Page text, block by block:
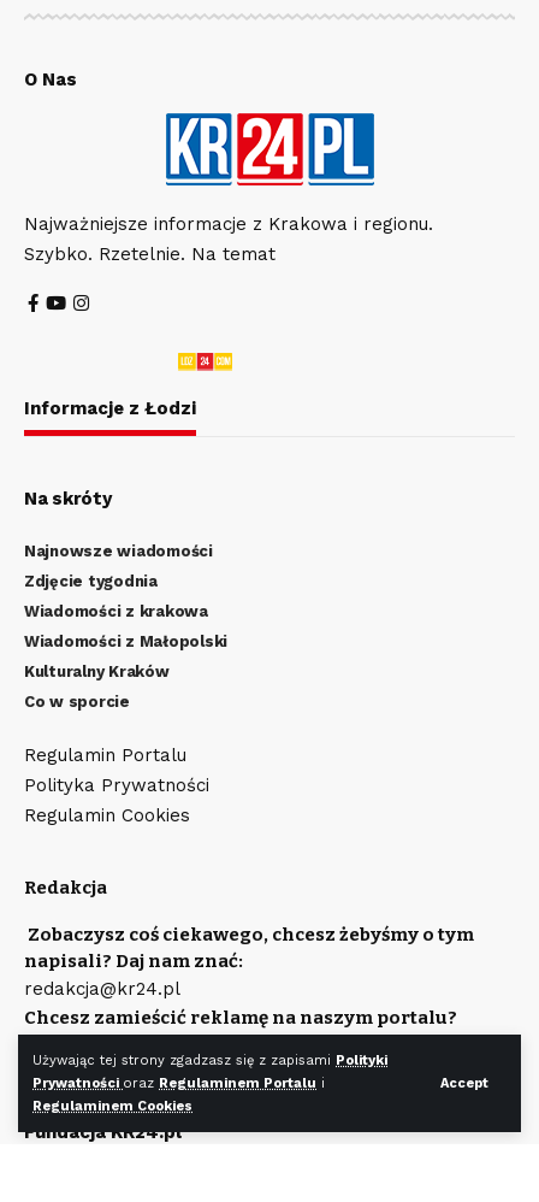
Używając tej strony zgadzasz się z zapisami Polityki
Prywatności oraz Regulaminem Portalu i
Regulaminem Cookies
Accept
O Nas
Najważniejsze informacje z Krakowa i regionu.
Szybko. Rzetelnie. Na temat
Informacje z Łodzi
Na skróty
Najnowsze wiadomości
Zdjęcie tygodnia
Wiadomości z krakowa
Wiadomości z Małopolski
Kulturalny Kraków
Co w sporcie
Regulamin Portalu
Polityka Prywatności
Regulamin Cookies
Redakcja
Zobaczysz coś ciekawego, chcesz żebyśmy o tym
napisali? Daj nam znać:
redakcja@kr24.pl
Chcesz zamieścić reklamę na naszym portalu?
reklama@kr24.pl
Wydawcą portalu jest
Fundacja KR24.pl